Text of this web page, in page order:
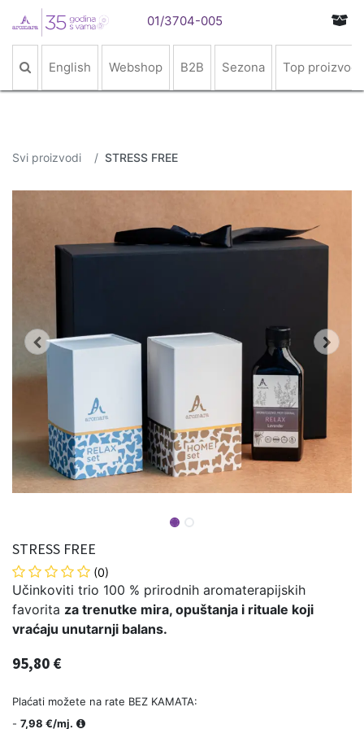
01/3704-005
English Webshop B2B Sezona Top proizvodi
Svi proizvodi STRESS FREE
STRESS FREE
(0)
Učinkoviti trio 100 % prirodnih aromaterapijskih
favorita za trenutke mira, opuštanja i rituale koji
vraćaju unutarnji balans.
95,80 €
Plaćati možete na rate BEZ KAMATA:
- 7,98 €/mj.